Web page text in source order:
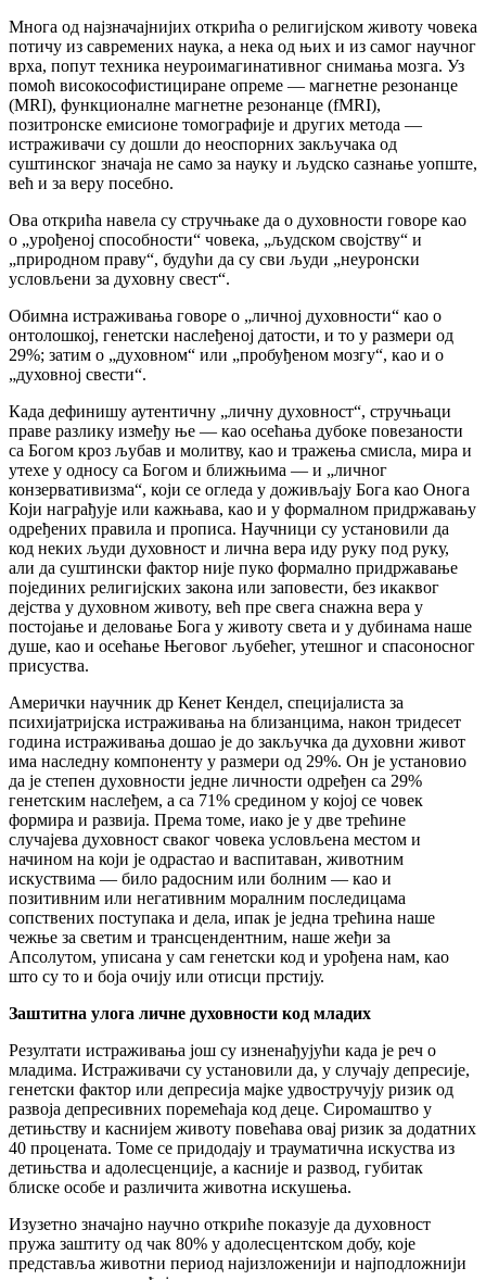
Многа од најзначајнијих открића о религијском животу човека
потичу из савремених наука, а нека од њих и из самог научног
врха, попут техника неуроимагинативног снимања мозга. Уз
помоћ високософистициране опреме — магнетне резонанце
(MRI), функционалне магнетне резонанце (fMRI),
позитронске емисионе томографије и других метода —
истраживачи су дошли до неоспорних закључака од
суштинског значаја не само за науку и људско сазнање уопште,
већ и за веру посебно.
Ова открића навела су стручњаке да о духовности говоре као
о „урођеној способности“ човека, „људском својству“ и
„природном праву“, будући да су сви људи „неуронски
условљени за духовну свест“.
Обимна истраживања говоре о „личној духовности“ као о
онтолошкој, генетски наслеђеној датости, и то у размери од
29%; затим о „духовном“ или „пробуђеном мозгу“, као и о
„духовној свести“.
Када дефинишу аутентичну „личну духовност“, стручњаци
праве разлику између ње — као осећања дубоке повезаности
са Богом кроз љубав и молитву, као и тражења смисла, мира и
утехе у односу са Богом и ближњима — и „личног
конзервативизма“, који се огледа у доживљају Бога као Онога
Који награђује или кажњава, као и у формалном придржавању
одређених правила и прописа. Научници су установили да
код неких људи духовност и лична вера иду руку под руку,
али да суштински фактор није пуко формално придржавање
појединих религијских закона или заповести, без икаквог
дејства у духовном животу, већ пре свега снажна вера у
постојање и деловање Бога у животу света и у дубинама наше
душе, као и осећање Његовог љубећег, утешног и спасоносног
присуства.
Амерички научник др Кенет Кендел, специјалиста за
психијатријска истраживања на близанцима, након тридесет
година истраживања дошао је до закључка да духовни живот
има наследну компоненту у размери од 29%. Он је установио
да је степен духовности једне личности одређен са 29%
генетским наслеђем, а са 71% средином у којој се човек
формира и развија. Према томе, иако је у две трећине
случајева духовност сваког човека условљена местом и
начином на који је одрастао и васпитаван, животним
искуствима — било радосним или болним — као и
позитивним или негативним моралним последицама
сопствених поступака и дела, ипак је једна трећина наше
чежње за светим и трансцендентним, наше жеђи за
Апсолутом, уписана у сам генетски код и урођена нам, као
што су то и боја очију или отисци прстију.
Заштитна улога личне духовности код младих
Резултати истраживања још су изненађујући када је реч о
младима. Истраживачи су установили да, у случају депресије,
генетски фактор или депресија мајке удвостручују ризик од
развоја депресивних поремећаја код деце. Сиромаштво у
детињству и каснијем животу повећава овај ризик за додатних
40 процената. Томе се придодају и трауматична искуства из
детињства и адолесценције, а касније и развод, губитак
блиске особе и различита животна искушења.
Изузетно значајно научно откриће показује да духовност
пружа заштиту од чак 80% у адолесцентском добу, које
представља животни период најизложенији и најподложнији